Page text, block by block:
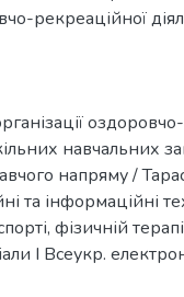
рекреаційної
навчальних
напряму /
та інформаційні
фізичній
I Всеукр.